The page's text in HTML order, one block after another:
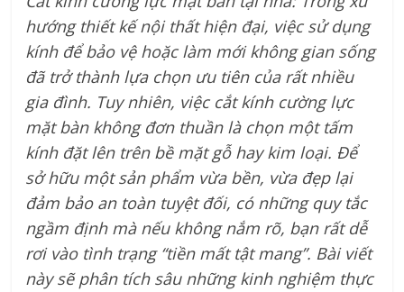
hướng thiết kế nội thất hiện đại, việc sử dụng
kính để bảo vệ hoặc làm mới không gian sống
đã trở thành lựa chọn ưu tiên của rất nhiều
gia đình. Tuy nhiên, việc cắt kính cường lực
mặt bàn không đơn thuần là chọn một tấm
kính đặt lên trên bề mặt gỗ hay kim loại. Để
sở hữu một sản phẩm vừa bền, vừa đẹp lại
đảm bảo an toàn tuyệt đối, có những quy tắc
ngầm định mà nếu không nắm rõ, bạn rất dễ
rơi vào tình trạng “tiền mất tật mang”. Bài viết
này sẽ phân tích sâu những kinh nghiệm thực